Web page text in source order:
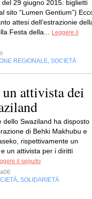
del 29 giugno 2015: biglietti
sito “Lumen Gentium”)
attesi dell’estrazionie
Festa della...
Leggere il
REGIONALE SOCIETÀ
attivista dei
dello Swaziland ha disposto
di Behki Makhubu e
rispettivamente un
un attivista per i diritti
il seguito
SOLIDARIETÀ